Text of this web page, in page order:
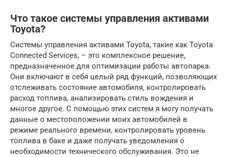
Что такое системы управления активами
Toyota?
Системы управления активами Toyota, такие как Toyota
Connected Services, – это комплексное решение,
предназначенное для оптимизации работы автопарка.
Они включают в себя целый ряд функций, позволяющих
отслеживать состояние автомобиля, контролировать
расход топлива, анализировать стиль вождения и
многое другое. С помощью этих систем я могу получать
данные о местоположении моих автомобилей в
режиме реального времени, контролировать уровень
топлива в баке и даже получать уведомления о
необходимости технического обслуживания. Это не